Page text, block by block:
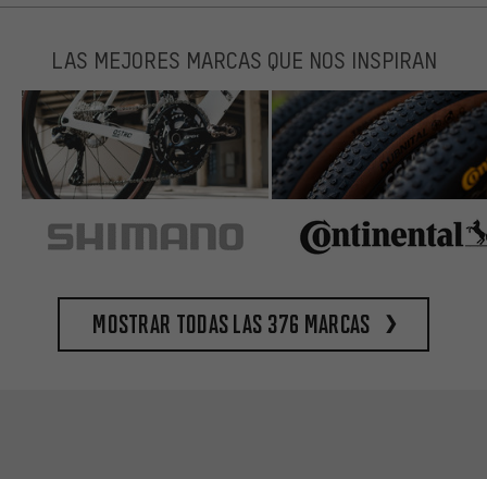
LAS MEJORES MARCAS QUE NOS INSPIRAN
Mostrar todas las 376 marcas